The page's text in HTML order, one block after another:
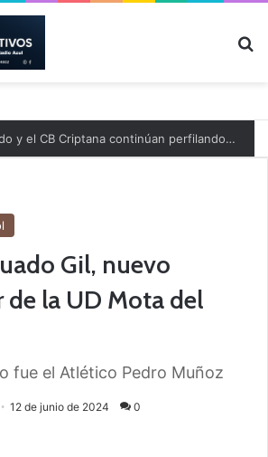
El CB Villarrobledo y el CB Criptana continúan perfilando sus plantillas
Gil, nuevo
la UD Mota del
fue el Atlético Pedro Muñoz
12 de junio de 2024 0